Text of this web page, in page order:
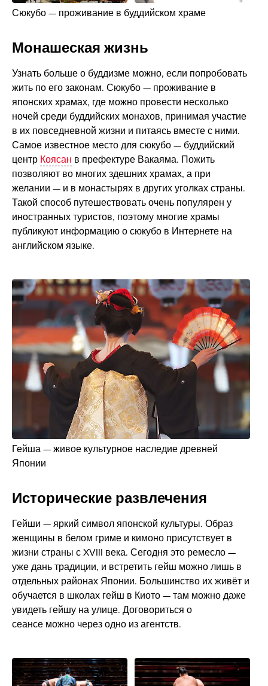
Сюкубо — проживание в буддийском храме
Монашеская жизнь
Узнать больше о буддизме можно, если попробовать
жить по его законам. Сюкубо — проживание в
японских храмах, где можно провести несколько
ночей среди буддийских монахов, принимая участие
в их повседневной жизни и питаясь вместе с ними.
Самое известное место для сюкубо — буддийский
центр Коясан в префектуре Вакаяма. Пожить
позволяют во многих здешних храмах, а при
желании — и в монастырях в других уголках страны.
Такой способ путешествовать очень популярен у
иностранных туристов, поэтому многие храмы
публикуют информацию о сюкубо в Интернете на
английском языке.
Гейша — живое культурное наследие древней
Японии
Исторические развлечения
Гейши — яркий символ японской культуры. Образ
женщины в белом гриме и кимоно присутствует в
жизни страны с XVIII века. Сегодня это ремесло —
уже дань традиции, и встретить гейш можно лишь в
отдельных районах Японии. Большинство их живёт и
обучается в школах гейш в Киото — там можно даже
увидеть гейшу на улице. Договориться о
сеансе можно через одно из агентств.